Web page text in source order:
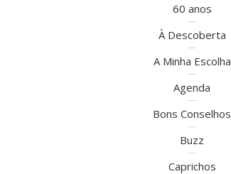
60 anos
À Descoberta
A Minha Escolha
Agenda
Bons Conselhos
Buzz
Caprichos